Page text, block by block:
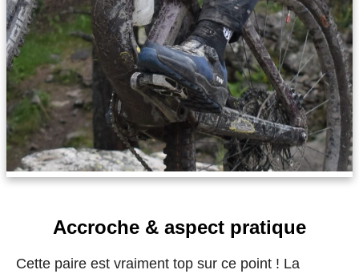
Accroche & aspect pratique
Cette paire est vraiment top sur ce point ! La